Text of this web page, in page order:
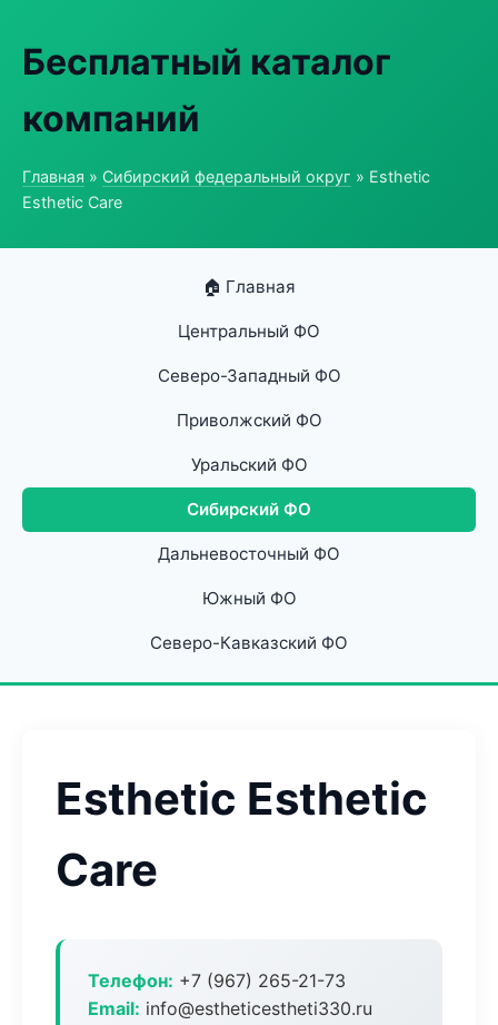
Бесплатный каталог
компаний
Главная » Сибирский федеральный округ » Esthetic
Esthetic Care
🏠 Главная
Центральный ФО
Северо-Западный ФО
Приволжский ФО
Уральский ФО
Сибирский ФО
Дальневосточный ФО
Южный ФО
Северо-Кавказский ФО
Esthetic Esthetic
Care
Телефон: +7 (967) 265-21-73
Email: info@estheticestheti330.ru